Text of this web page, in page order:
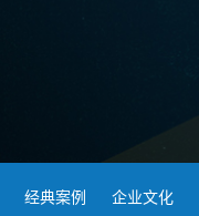
经典案例 企业文化